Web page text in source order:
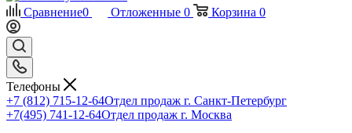
Сравнение0 Отложенные 0 Корзина 0
Телефоны
+7 (812) 715-12-64Отдел продаж г. Санкт-Петербург
+7(495) 741-12-64Отдел продаж г. Москва